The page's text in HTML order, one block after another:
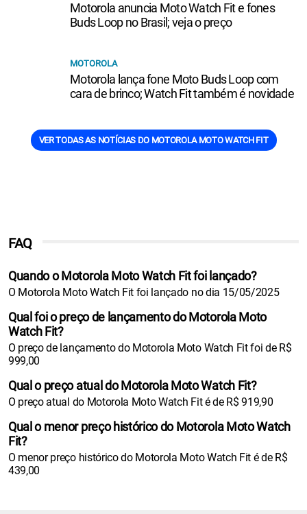
Motorola anuncia Moto Watch Fit e fones
Buds Loop no Brasil; veja o preço
MOTOROLA
Motorola lança fone Moto Buds Loop com
cara de brinco; Watch Fit também é novidade
VER TODAS AS NOTÍCIAS DO MOTOROLA MOTO WATCH FIT
FAQ
Quando o Motorola Moto Watch Fit foi lançado?
O Motorola Moto Watch Fit foi lançado no dia 15/05/2025
Qual foi o preço de lançamento do Motorola Moto
Watch Fit?
O preço de lançamento do Motorola Moto Watch Fit foi de R$
999,00
Qual o preço atual do Motorola Moto Watch Fit?
O preço atual do Motorola Moto Watch Fit é de R$ 919,90
Qual o menor preço histórico do Motorola Moto Watch
Fit?
O menor preço histórico do Motorola Moto Watch Fit é de R$
439,00